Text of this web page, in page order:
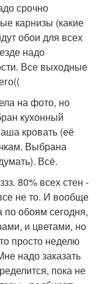
срочно
карнизы (какие
обои для всех
надо
Все выходные
на фото, но
кухонный
кровать (её
Выбрана
Всё.
80% всех стен -
не то. И вообще
обоям сегодня,
и цветами, но
просто неделю
надо заказать
пока не